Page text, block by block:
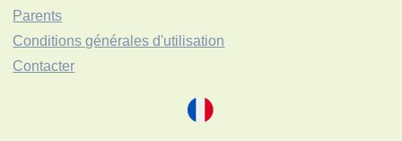
Parents
Conditions générales d'utilisation
Contacter